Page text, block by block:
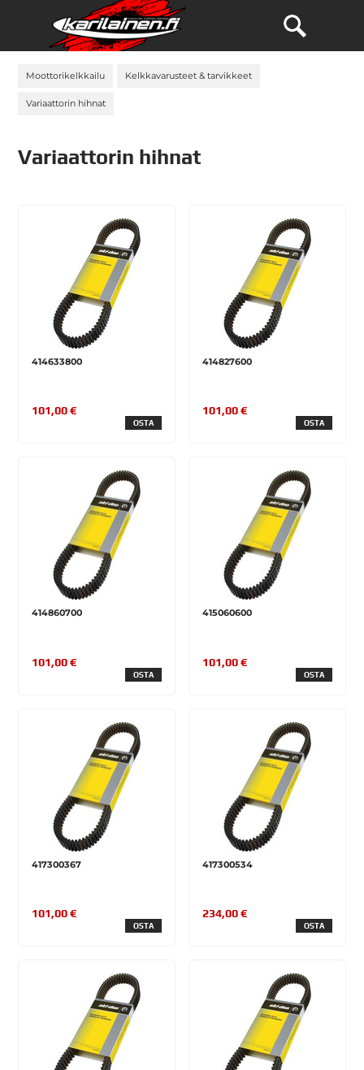
Moottorikelkkailu Kelkkavarusteet & tarvikkeet
Variaattorin hihnat
Variaattorin hihnat
414633800
101,00 €
OSTA
414827600
101,00 €
OSTA
414860700
101,00 €
OSTA
415060600
101,00 €
OSTA
417300367
101,00 €
OSTA
417300534
234,00 €
OSTA